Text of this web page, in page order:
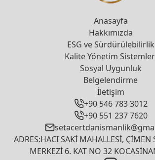
Anasayfa
Hakkımızda
ESG ve Sürdürülebilirlik
Kalite Yönetim
Sosyal Uygunluk
Belgelendirme
İletişim
+90 546 783 3012
+90 551 237 7620
ADRES:HACI SAKİ MAHALLESİ, ÇİMEN
MERKEZİ 6. KAT NO 32